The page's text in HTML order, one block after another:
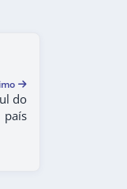
do
país